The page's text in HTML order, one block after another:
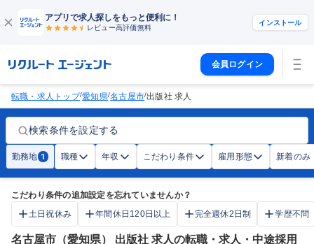
アプリで求人探しをもっと便利に！
レビュー高評価無料
インストール
会員ログイン
転職・求人トップ/愛知県/名古屋市/出版社 求人
検索条件を設定する
勤務地 1 職種 年収 こだわり条件 雇用形態 新着のみ
こだわり条件の追加設定を忘れていませんか？
土日祝休み
年間休日120日以上 完全週休2日制 学歴不問
名古屋市（愛知県） 出版社 求人の転職・求人・中途採用